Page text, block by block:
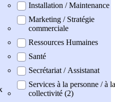
Installation / Maintenance
Marketing / Stratégie
commerciale
Ressources Humaines
Santé
Secrétariat / Assistanat
Services à la personne / à la
collectivité (2)